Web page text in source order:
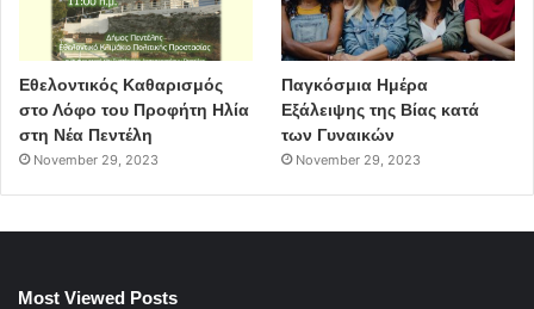
Εθελοντικός Καθαρισμός
στο Λόφο του Προφήτη Ηλία
στη Νέα Πεντέλη
November 29, 2023
Παγκόσμια Ημέρα
Εξάλειψης της Βίας κατά
των Γυναικών
November 29, 2023
Most Viewed Posts